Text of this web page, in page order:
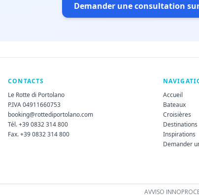
Demander une consultation
CONTACTS
Le Rotte di Portolano
P.IVA 04911660753
booking@rottediportolano.com
Tél. +39 0832 314 800
Fax. +39 0832 314 800
Accueil
Bateaux
Croisières
Destinations
Inspirations
Demander
AVVISO